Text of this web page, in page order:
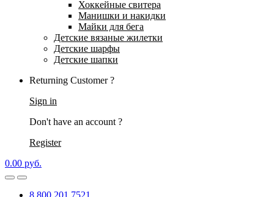
Хоккейные свитера
Манишки и накидки
Майки для бега
Детские вязаные жилетки
Детские шарфы
Детские шапки
Returning Customer ?
Sign in
Don't have an account ?
Register
0.00 руб.
8 800 201 7521